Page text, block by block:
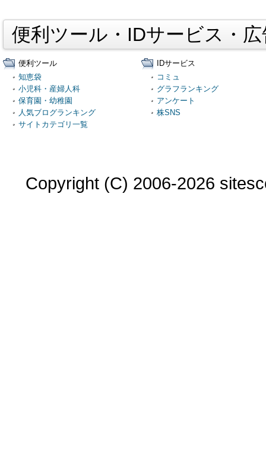
便利ツール・IDサービス・
便利ツール
知恵袋
小児科・産婦人科
保育園・幼稚園
人気ブログランキング
サイトカテゴリ一覧
IDサービス
コミュ
グラフランキング
アンケート
株SNS
Copyright (C) 2006-2026